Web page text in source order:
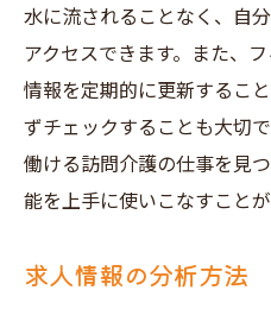
水に流されることなく、自
アクセスできます。また、
情報を定期的に更新するこ
ずチェックすることも大切
働ける訪問介護の仕事を見
能を上手に使いこなすこと
求人情報の分析方法